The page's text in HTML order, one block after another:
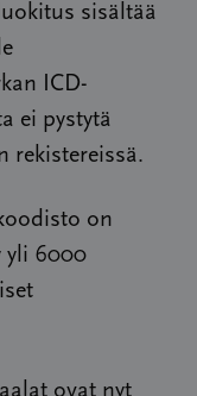
sisältää
ICD-
ei pystytä
rekistereissä.
on
yli 6000
ovat nyt